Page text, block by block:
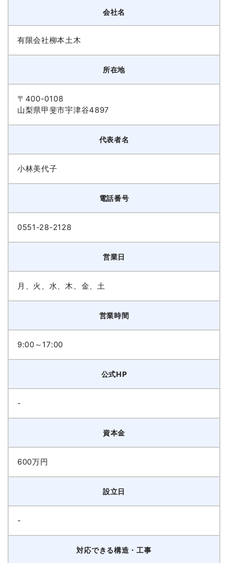
会社名
有限会社柳本土木
所在地
〒400-0108
山梨県甲斐市宇津谷4897
代表者名
小林美代子
電話番号
0551-28-2128
営業日
月、火、水、木、金、土
営業時間
9:00～17:00
公式HP
-
資本金
600万円
設立日
-
対応できる構造・工事